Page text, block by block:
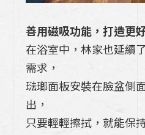
善用磁吸功能，打造更
在浴室中，林家也延續
需求，
琺瑯面板安裝在臉盆側
出，
只要輕輕擦拭，就能保